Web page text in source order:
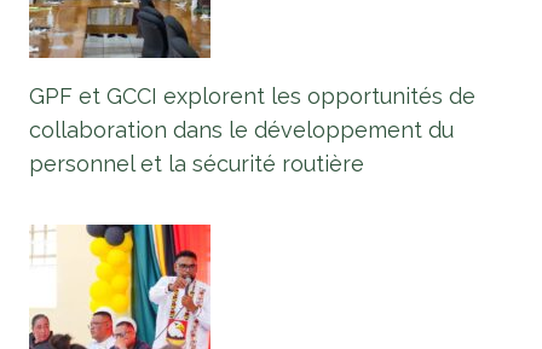
GPF et GCCI explorent les opportunités de
collaboration dans le développement du
personnel et la sécurité routière